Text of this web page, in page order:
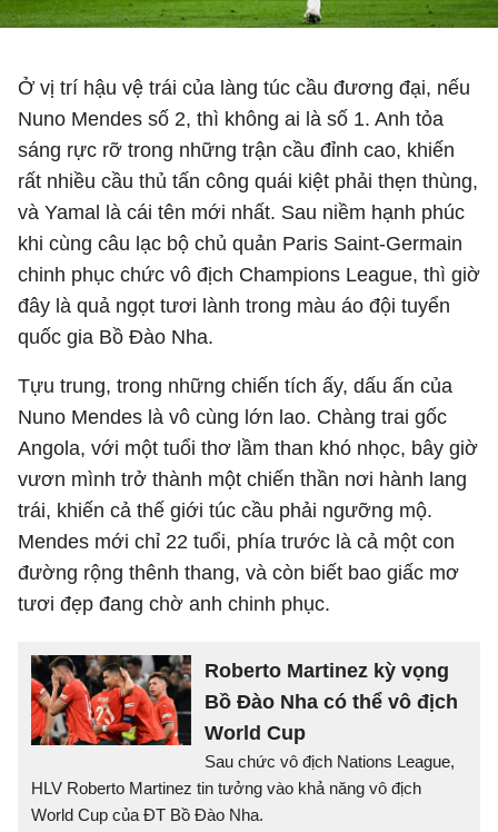
Ở vị trí hậu vệ trái của làng túc cầu đương đại, nếu
Nuno Mendes số 2, thì không ai là số 1. Anh tỏa
sáng rực rỡ trong những trận cầu đỉnh cao, khiến
rất nhiều cầu thủ tấn công quái kiệt phải thẹn thùng,
và Yamal là cái tên mới nhất. Sau niềm hạnh phúc
khi cùng câu lạc bộ chủ quản Paris Saint-Germain
chinh phục chức vô địch Champions League, thì giờ
đây là quả ngọt tươi lành trong màu áo đội tuyển
quốc gia Bồ Đào Nha.
Tựu trung, trong những chiến tích ấy, dấu ấn của
Nuno Mendes là vô cùng lớn lao. Chàng trai gốc
Angola, với một tuổi thơ lầm than khó nhọc, bây giờ
vươn mình trở thành một chiến thần nơi hành lang
trái, khiến cả thế giới túc cầu phải ngưỡng mộ.
Mendes mới chỉ 22 tuổi, phía trước là cả một con
đường rộng thênh thang, và còn biết bao giấc mơ
tươi đẹp đang chờ anh chinh phục.
Roberto Martinez kỳ vọng
Bồ Đào Nha có thể vô địch
World Cup
Sau chức vô địch Nations League,
HLV Roberto Martinez tin tưởng vào khả năng vô địch
World Cup của ĐT Bồ Đào Nha.